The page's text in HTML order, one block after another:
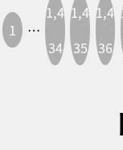
1 …
1,4
34
1,4
35
1,4
36